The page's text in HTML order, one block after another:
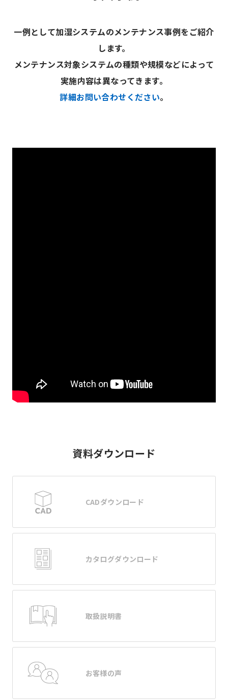
一例として加湿システムのメンテナンス事例をご紹介
します。
メンテナンス対象システムの種類や規模などによって
実施内容は異なってきます。
詳細お問い合わせください。
資料ダウンロード
CADダウンロード
カタログダウンロード
取扱説明書
お客様の声